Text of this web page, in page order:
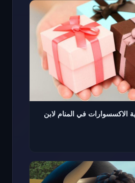
الاكسسوارات في المنام لابن